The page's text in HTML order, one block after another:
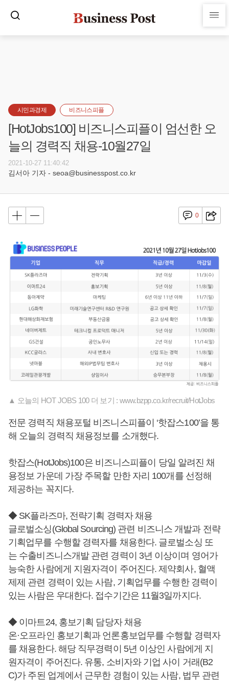
시민과경제 비즈니스피플
[HotJobs100] 비즈니스피플이 엄선한 오
늘의 경력직 채용-10월27일
2021-10-27 11:40:42
김서아 기자 - seoa@businesspost.co.kr
0
▲ 오늘의 HOT JOBS 100 더 보기 : www.bzpp.co.kr/recruit/HotJobs
전문 경력직 채용포털 비즈니스피플이 ‘핫잡스100’을 통
해 오늘의 경력직 채용정보를 소개했다.
핫잡스(HotJobs)100은 비즈니스피플이 당일 알려진 채
용정보 가운데 가장 주목할 만한 자리 100개를 선정해
제공하는 꼭지다.
◆ SK플라즈마, 전략기획 경력자 채용
글로벌소싱(Global Sourcing) 관련 비즈니스 개발과 전략
기획업무를 수행할 경력자를 채용한다. 글로벌소싱 또
는 수출비즈니스개발 관련 경력이 3년 이상이며 영어가
능숙한 사람에게 지원자격이 주어진다. 제약회사, 혈액
제제 관련 경력이 있는 사람, 기획업무를 수행한 경력이
있는 사람은 우대한다. 접수기간은 11월3일까지다.
◆ 이마트24, 홍보기획 담당자 채용
온·오프라인 홍보기획과 언론홍보업무를 수행할 경력자
를 채용한다. 해당 직무경력이 5년 이상인 사람에게 지
원자격이 주어진다. 유통, 소비자와 기업 사이 거래(B2
C)가 주된 업계에서 근무한 경험이 있는 사람, 법무 관련